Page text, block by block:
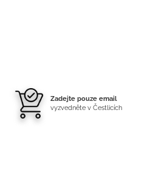
Zadejte pouze email
vyzvedněte v Čestlicích